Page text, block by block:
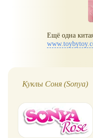
Ещё одна
Куклы Соня (Sonya)